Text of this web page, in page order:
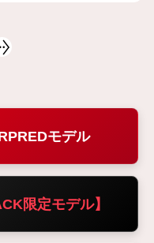
モデル
限定モデル】